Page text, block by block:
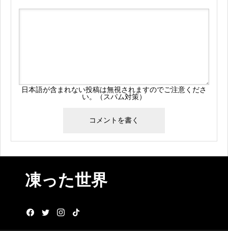
日本語が含まれない投稿は無視されますのでご注意くださ
い。（スパム対策）
凍った世界